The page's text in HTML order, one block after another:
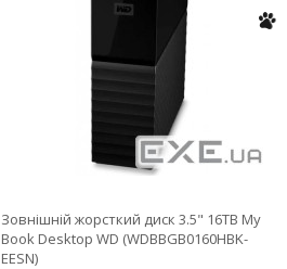
Зовнішній жорсткий диск 3.5" 16TB My
Book Desktop WD (WDBBGB0160HBK-
EESN)